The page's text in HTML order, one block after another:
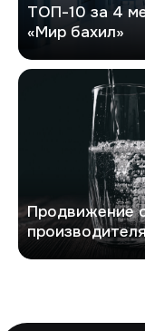
ТОП-10 за 4
«Мир бахил»
Генион
Продвижение